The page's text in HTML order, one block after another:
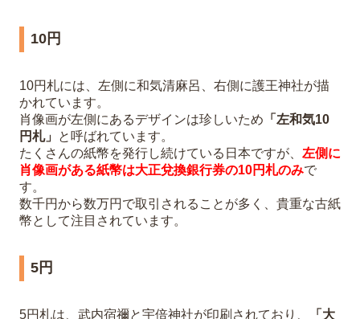
10円
10円札には、左側に和気清麻呂、右側に護王神社が描
かれています。
肖像画が左側にあるデザインは珍しいため 「左和気10
円札」 と呼ばれています。
たくさんの紙幣を発行し続けている日本ですが、 左側に
肖像画がある紙幣は大正兌換銀行券の10円札のみで
す。
数千円から数万円で取引されることが多く、貴重な古紙
幣として注目されています。
5円
5円札は、武内宿禰と宇倍神社が印刷されており、
「大